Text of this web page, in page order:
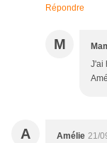
Répondre
M
J'ai
A Amélie 21/